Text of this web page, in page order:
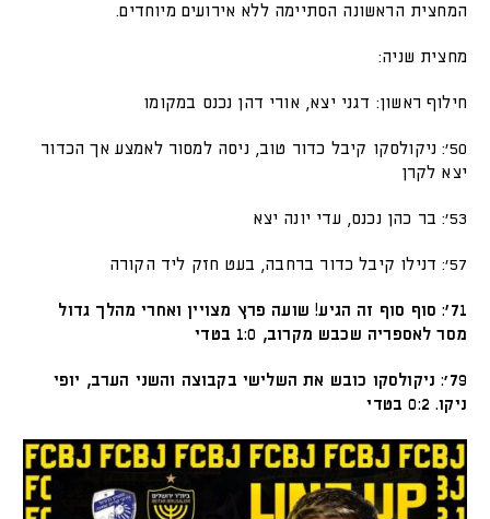
המחצית הראשונה הסתיימה ללא אירועים מיוחדים.
מחצית שניה:
חילוף ראשון: דגני יצא, אורי דהן נכנס במקומו
50׳: ניקולסקו קיבל כדור טוב, ניסה למסור לאמצע אך הכדור
יצא לקרן
53׳: בר כהן נכנס, עדי יונה יצא
57׳: דנילו קיבל כדור ברחבה, בעט חזק ליד הקורה
71’: סוף סוף זה הגיע! שועה פרץ מצויין ואחרי מהלך גדול
מסר לאספריה שכבש מקרוב, 1:0 בטדי
79׳: ניקולסקו כובש את השלישי בקבוצה והשני הערב, יופי
ניקו. 0:2 בטדי